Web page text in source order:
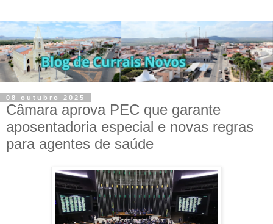
08 outubro 2025
Câmara aprova PEC que garante
aposentadoria especial e novas regras
para agentes de saúde